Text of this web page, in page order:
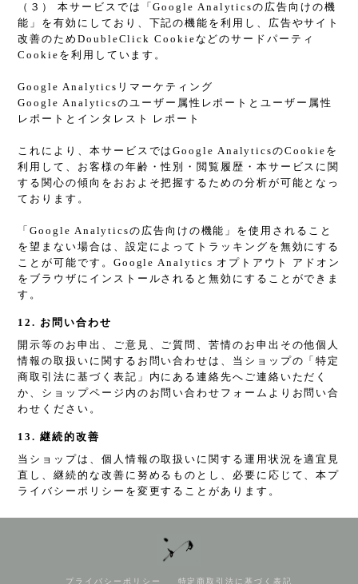
（３） 本サービスでは「Google Analyticsの広告向けの機
能」を有効にしており、下記の機能を利用し、広告やサイト
改善のためDoubleClick Cookieなどのサードパーティ
Cookieを利用しています。
Google Analyticsリマーケティング
Google Analyticsのユーザー属性レポートとユーザー属性
レポートとインタレスト レポート
これにより、本サービスではGoogle AnalyticsのCookieを
利用して、お客様の年齢・性別・閲覧履歴・本サービスに関
する関心の傾向をおおよそ把握するための分析が可能となっ
ております。
「Google Analyticsの広告向けの機能」を使用されること
を望まない場合は、設定によってトラッキングを無効にする
ことが可能です。Google Analytics オプトアウト アドオン
をブラウザにインストールされると無効にすることができま
す。
12. お問い合わせ
開示等のお申出、ご意見、ご質問、苦情のお申出その他個人
情報の取扱いに関するお問い合わせは、当ショップの「特定
商取引法に基づく表記」内にある連絡先へご連絡いただく
か、ショップページ内のお問い合わせフォームよりお問い合
わせください。
13. 継続的改善
当ショップは、個人情報の取扱いに関する運用状況を適宜見
直し、継続的な改善に努めるものとし、必要に応じて、本プ
ライバシーポリシーを変更することがあります。
プライバシーポリシー 特定商取引法に基づく表記